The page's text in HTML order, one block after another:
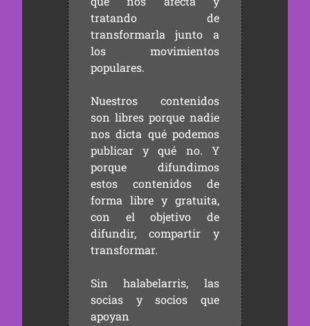
tratando de
transformarla junto a
los movimientos
populares.
Nuestros contenidos
son libres porque nadie
nos dicta qué podemos
publicar y qué no. Y
porque difundimos
estos contenidos de
forma libre y gratuita,
con el objetivo de
difundir, compartir y
transformar.
Sin halabelarris, las
socias y socios que
apoyan